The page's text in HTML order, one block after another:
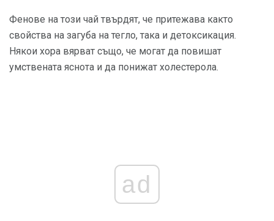
Фенове на този чай твърдят, че притежава както
свойства на загуба на тегло, така и детоксикация.
Някои хора вярват също, че могат да повишат
умствената яснота и да понижат холестерола.
ad